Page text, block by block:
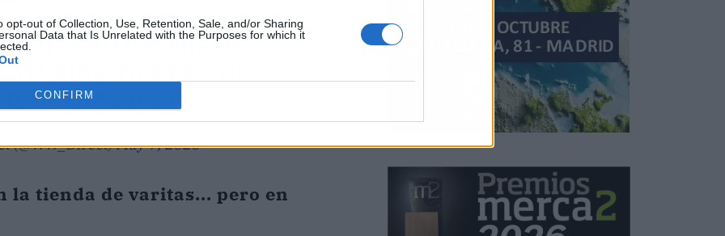
opt-out of Collection, Use, Retention, Sale, and/or Sharing
Data that Is Unrelated with the Purposes for which it
CONFIRM
RECREATES THE SCENE
THE PHILOSOPHER’S
TOM FELTON…
5FJZS3BESA
(@WW_Direct)May 7, 2026
la tienda de varitas... pero en